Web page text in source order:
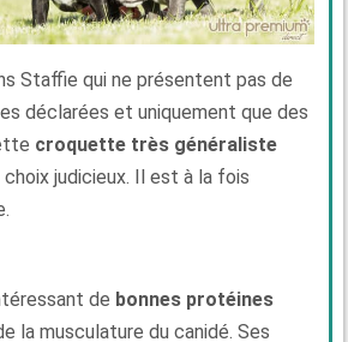
Staffie qui ne présentent pas de
déclarées et uniquement que des
croquette très généraliste
judicieux. Il est à la fois
de bonnes protéines
la musculature du canidé. Ses